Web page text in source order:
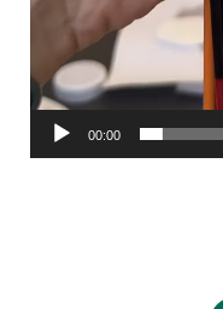
00:00